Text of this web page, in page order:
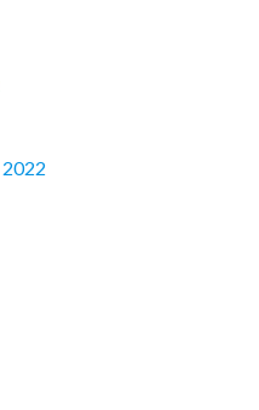
2022